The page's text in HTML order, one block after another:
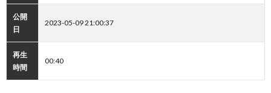
公開
日
2023-05-09 21:00:37
再生
時間
00:40